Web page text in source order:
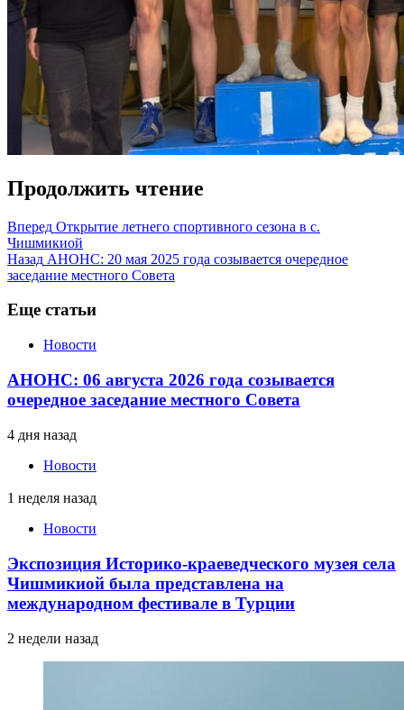
Продолжить чтение
Вперед Открытие летнего спортивного сезона в с.
Чишмикиой
Назад АНОНС: 20 мая 2025 года созывается очередное
заседание местного Совета
Еще статьи
Новости
АНОНС: 06 августа 2026 года созывается
очередное заседание местного Совета
4 дня назад
Новости
1 неделя назад
Новости
Экспозиция Историко-краеведческого музея села
Чишмикиой была представлена на
международном фестивале в Турции
2 недели назад